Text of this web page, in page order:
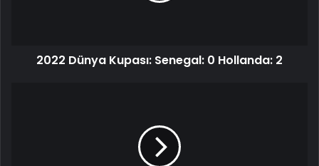
2022 Dünya Kupası: Senegal: 0 Hollanda: 2